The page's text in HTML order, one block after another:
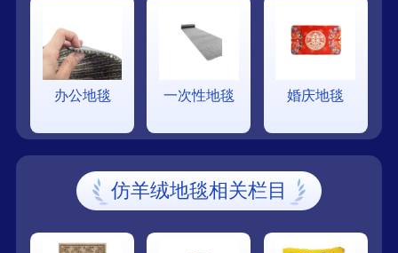
办公地毯 一次性地毯 婚庆地毯
仿羊绒地毯相关栏目